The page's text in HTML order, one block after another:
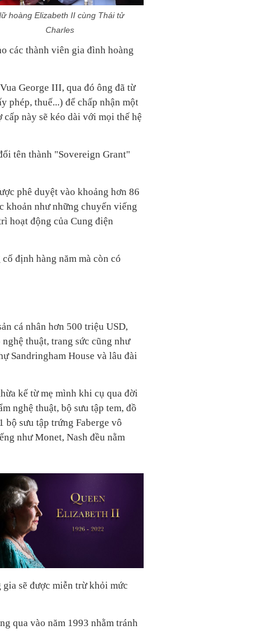
hoàng Elizabeth II cùng Thái tử
Charles
các thành viên gia đình hoàng
George III, qua đó ông đã từ
phép, thuế...) để chấp nhận một
này sẽ kéo dài với mọi thế hệ
tên thành "Sovereign Grant"
phê duyệt vào khoảng hơn 86
khoản như những chuyến viếng
hoạt động của Cung điện
định hàng năm mà còn có
cá nhân hơn 500 triệu USD,
thuật, trang sức cũng như
Sandringham House và lâu đài
kế từ mẹ mình khi cụ qua đời
nghệ thuật, bộ sưu tập tem, đồ
bộ sưu tập trứng Faberge vô
như Monet, Nash đều nằm
sẽ được miễn trừ khỏi mức
qua vào năm 1993 nhằm tránh